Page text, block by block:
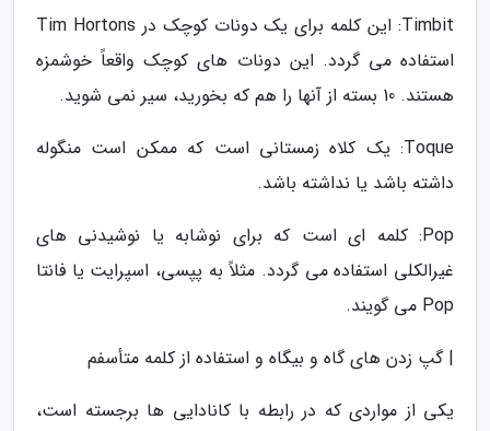
Timbit: این کلمه برای یک دونات کوچک در Tim Hortons
استفاده می گردد. این دونات های کوچک واقعاً خوشمزه
هستند. 10 بسته از آنها را هم که بخورید، سیر نمی شوید.
Toque: یک کلاه زمستانی است که ممکن است منگوله
داشته باشد یا نداشته باشد.
Pop: کلمه ای است که برای نوشابه یا نوشیدنی های
غیرالکلی استفاده می گردد. مثلاً به پپسی، اسپرایت یا فانتا
Pop می گویند.
| گپ زدن های گاه و بیگاه و استفاده از کلمه متأسفم
یکی از مواردی که در رابطه با کانادایی ها برجسته است،